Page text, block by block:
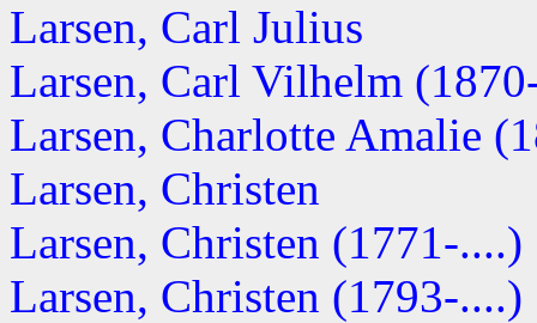
Larsen, Carl Julius
Larsen, Carl Vilhelm
Larsen, Charlotte Amalie
Larsen, Christen
Larsen, Christen (1771-....)
Larsen, Christen (1793-....)